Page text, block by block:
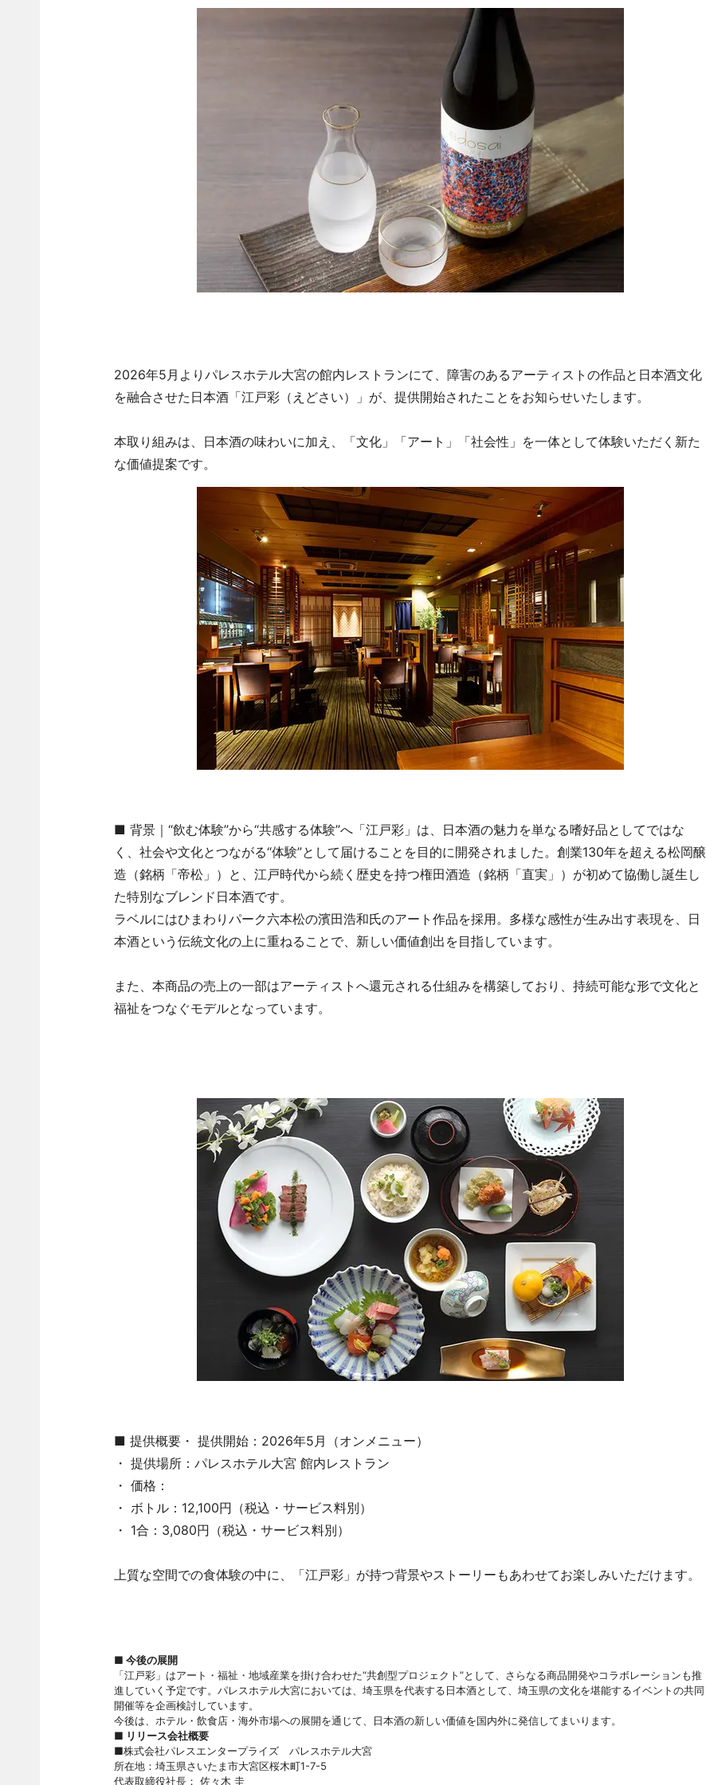
2026年5月よりパレスホテル大宮の館内レストランにて、障害のあるアーティストの作品と日本酒文化
を融合させた日本酒「江戸彩（えどさい）」が、提供開始されたことをお知らせいたします。
本取り組みは、日本酒の味わいに加え、「文化」「アート」「社会性」を一体として体験いただく新た
な価値提案です。
■ 背景｜“飲む体験”から“共感する体験”へ「江戸彩」は、日本酒の魅力を単なる嗜好品としてではな
く、社会や文化とつながる“体験”として届けることを目的に開発されました。創業130年を超える松岡醸
造（銘柄「帝松」）と、江戸時代から続く歴史を持つ権田酒造（銘柄「直実」）が初めて協働し誕生し
た特別なブレンド日本酒です。
ラベルにはひまわりパーク六本松の濱田浩和氏のアート作品を採用。多様な感性が生み出す表現を、日
本酒という伝統文化の上に重ねることで、新しい価値創出を目指しています。
また、本商品の売上の一部はアーティストへ還元される仕組みを構築しており、持続可能な形で文化と
福祉をつなぐモデルとなっています。
■ 提供概要・ 提供開始：2026年5月（オンメニュー）
・ 提供場所：パレスホテル大宮 館内レストラン
・ 価格：
・ ボトル：12,100円（税込・サービス料別）
・ 1合：3,080円（税込・サービス料別）
上質な空間での食体験の中に、「江戸彩」が持つ背景やストーリーもあわせてお楽しみいただけます。
■ 今後の展開
「江戸彩」はアート・福祉・地域産業を掛け合わせた“共創型プロジェクト”として、さらなる商品開発やコラボレーションも推
進していく予定です。パレスホテル大宮においては、埼玉県を代表する日本酒として、埼玉県の文化を堪能するイベントの共同
開催等を企画検討しています。
今後は、ホテル・飲食店・海外市場への展開を通じて、日本酒の新しい価値を国内外に発信してまいります。
■ リリース会社概要
■株式会社パレスエンタープライズ パレスホテル大宮
所在地：埼玉県さいたま市大宮区桜木町1-7-5
代表取締役社長： 佐々木 圭